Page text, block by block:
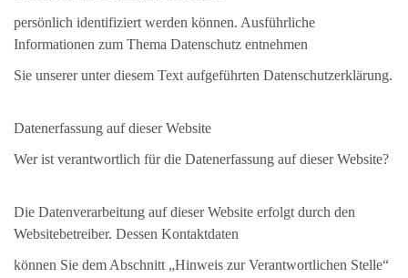
persönlich identifiziert werden können. Ausführliche
Informationen zum Thema Datenschutz entnehmen
Sie unserer unter diesem Text aufgeführten Datenschutzerklärung.
Datenerfassung auf dieser Website
Wer ist verantwortlich für die Datenerfassung auf dieser Website?
Die Datenverarbeitung auf dieser Website erfolgt durch den
Websitebetreiber. Dessen Kontaktdaten
können Sie dem Abschnitt „Hinweis zur Verantwortlichen Stelle“